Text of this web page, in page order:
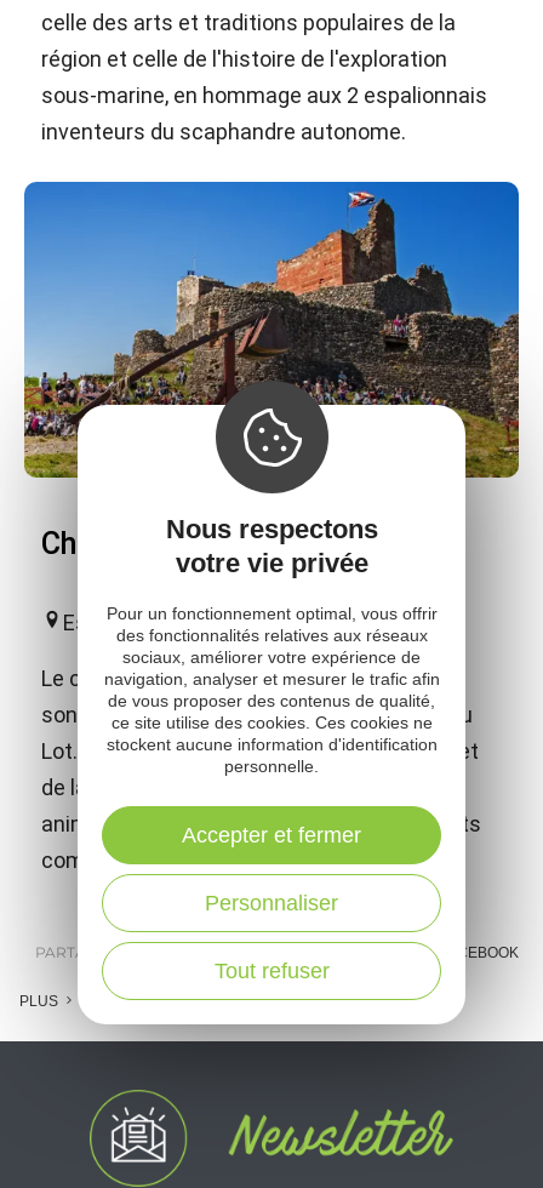
celle des arts et traditions populaires de la
région et celle de l'histoire de l'exploration
sous-marine, en hommage aux 2 espalionnais
inventeurs du scaphandre autonome.
Château de Calmont d'Olt
Espalion
Le château fort de Calmont d'Olt domine de
son sommet la ville d'Espalion et la vallée du
Lot. En plus des nombreux jeux médiévaux et
de la visite libre, le château propose des
animations et spectacles adaptés aux petits
comme aux grands !
PARTAGER : FACEBOOK
PLUS
Nous respectons
votre vie privée
Pour un fonctionnement optimal, vous offrir
des fonctionnalités relatives aux réseaux
sociaux, améliorer votre expérience de
navigation, analyser et mesurer le trafic afin
de vous proposer des contenus de qualité,
ce site utilise des cookies. Ces cookies ne
stockent aucune information d'identification
personnelle.
Tout refuser
Personnaliser
Accepter et fermer